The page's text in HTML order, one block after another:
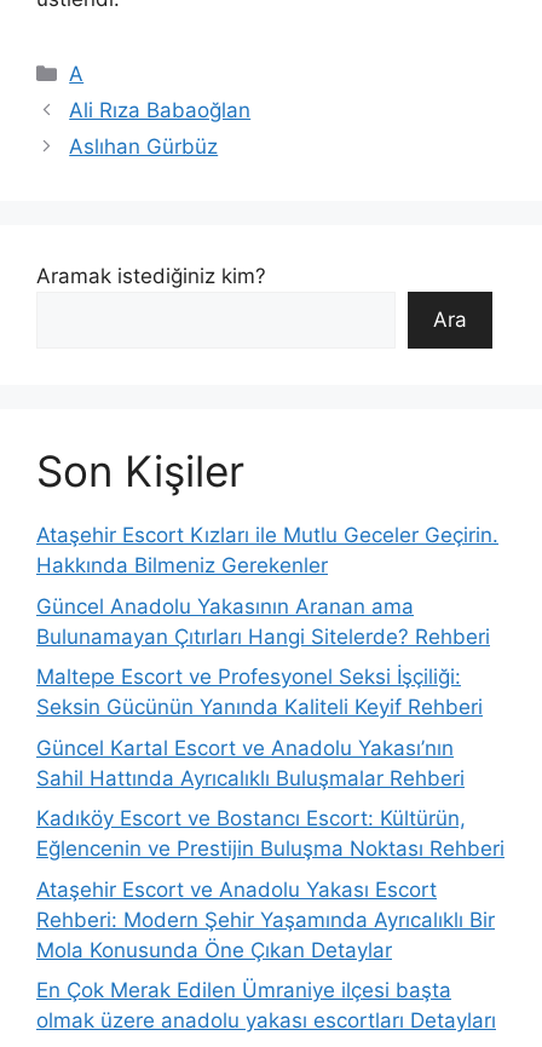
Kategoriler
A
Ali Rıza Babaoğlan
Aslıhan Gürbüz
Aramak istediğiniz kim?
Ara
Son Kişiler
Ataşehir Escort Kızları ile Mutlu Geceler Geçirin.
Hakkında Bilmeniz Gerekenler
Güncel Anadolu Yakasının Aranan ama
Bulunamayan Çıtırları Hangi Sitelerde? Rehberi
Maltepe Escort ve Profesyonel Seksi İşçiliği:
Seksin Gücünün Yanında Kaliteli Keyif Rehberi
Güncel Kartal Escort ve Anadolu Yakası’nın
Sahil Hattında Ayrıcalıklı Buluşmalar Rehberi
Kadıköy Escort ve Bostancı Escort: Kültürün,
Eğlencenin ve Prestijin Buluşma Noktası Rehberi
Ataşehir Escort ve Anadolu Yakası Escort
Rehberi: Modern Şehir Yaşamında Ayrıcalıklı Bir
Mola Konusunda Öne Çıkan Detaylar
En Çok Merak Edilen Ümraniye ilçesi başta
olmak üzere anadolu yakası escortları Detayları